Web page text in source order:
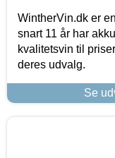
WintherVin.dk er
snart 11 år har
kvalitetsvin til
deres udvalg.
Se